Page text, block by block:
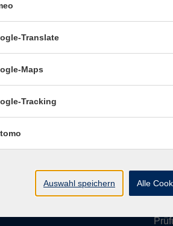
Mi
Do
Translate
Maps
Tracking
Auswahl speichern Alle